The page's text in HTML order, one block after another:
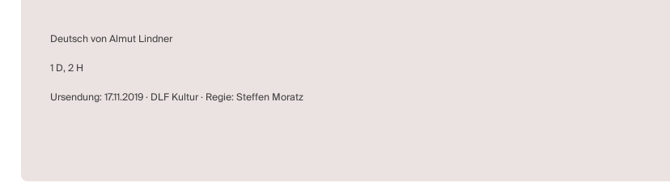
Deutsch von Almut Lindner
1 D, 2 H
Ursendung: 17.11.2019 · DLF Kultur · Regie: Steffen Moratz